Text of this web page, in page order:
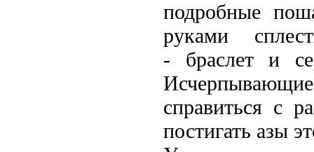
подробные
руками
- браслет и
справиться с
постигать азы